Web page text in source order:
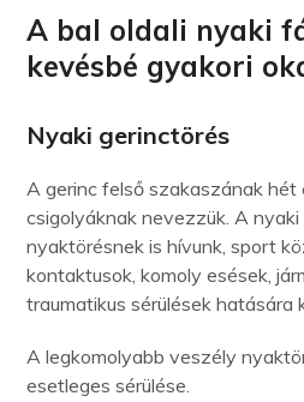
A bal oldali nyaki
kevésbé gyakori
Nyaki gerinctörés
A gerinc felső szakaszának hét
csigolyáknak nevezzük. A
nyaktörésnek is hívunk, sport
kontaktusok, komoly esések,
traumatikus sérülések hatására
A legkomolyabb veszély
esetleges sérülése.